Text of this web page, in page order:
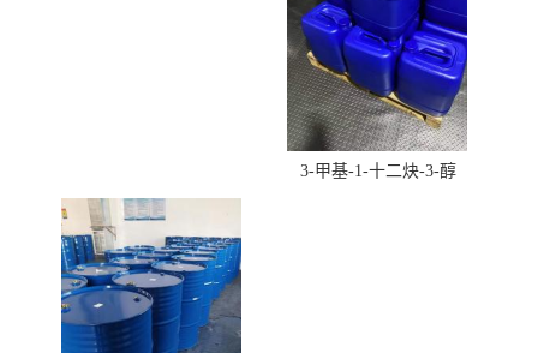
3-甲基-1-十二炔-3-醇